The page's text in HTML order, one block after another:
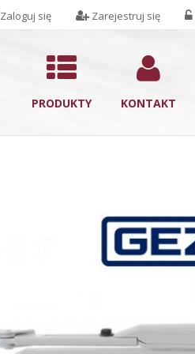
Zarejestruj się
Zaloguj się
PRODUKTY KONTAKT